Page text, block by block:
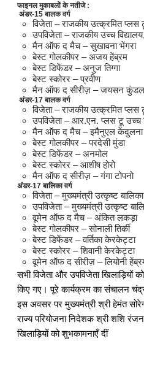
फाइनल मुकाबलों के नतीजे :
अंडर-15 बालक वर्ग
विजेता – राजकीय उत्क्रमित प्लस
उपविजेता – राजकीय उच्च
मैन ऑफ द मैच – सुखावना भेंगरा
बेस्ट गोलकीपर – अजय हेंब्रम
बेस्ट डिफेंडर – अनुज तिग्गा
बेस्ट स्कोरर – प्रवीण
मैन ऑफ द सीरीज़ – जयसन
अंडर-17 बालक वर्ग
विजेता – राजकीय उत्क्रमित प्लस
उपविजेता – आर.एन. प्लस टू उच्च
मैन ऑफ द मैच – इमैनुएल केंदुलना
बेस्ट गोलकीपर – परदेसी मुंडा
बेस्ट डिफेंडर – अनमोल
बेस्ट स्कोरर – आशीष होरो
मैन ऑफ द सीरीज़ – गंगा टोपनो
अंडर-17 बालिका वर्ग
विजेता – मुख्यमंत्री उत्कृष्ट
उपविजेता – मुख्यमंत्री उत्कृष्ट
वूमेन ऑफ द मैच – अंकित लकड़ा
बेस्ट गोलकीपर – सोनाली तिर्की
बेस्ट डिफेंडर – वर्तिका केरकेट्टा
बेस्ट स्कोरर – शिवानी केरकेट्टा
वूमेन ऑफ द सीरीज़ – लियोनी
सभी विजेता और उपविजेता खिलाड़ियों
किए गए। पूरे कार्यक्रम का संचालन
इस अवसर पर मुख्यमंत्री श्री हेमंत
राज्य परियोजना निदेशक श्री शशि
खिलाड़ियों को शुभकामनाएँ दीं